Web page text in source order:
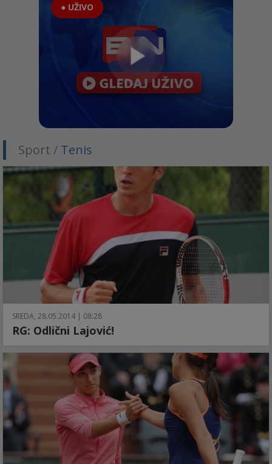
● UŽIVO
Sport / Tenis
SREDA, 28.05.2014 | 08:28
RG: Odlični Lajović!